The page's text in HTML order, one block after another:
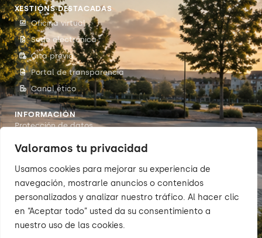
Valoramos tu privacidad
Usamos cookies para mejorar su experiencia de
navegación, mostrarle anuncios o contenidos
personalizados y analizar nuestro tráfico. Al hacer clic
en “Aceptar todo” usted da su consentimiento a
nuestro uso de las cookies.
XESTIÓNS DESTACADAS
Oficina virtual
Sede electrónica
Cita previa
Portal de transparencia
Canal ético
INFORMACIÓN
Protección de datos
Aviso legal
Política de cookies
© 2026 Sumarte — Concello de